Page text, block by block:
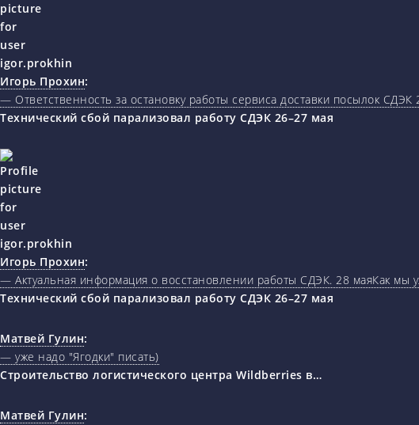
Игорь Прохин:
— Ответственность за остановку работы сервиса доставки посылок СДЭК
Технический сбой парализовал работу СДЭК 26–27 мая
Игорь Прохин:
— Актуальная информация о восстановлении работы СДЭК. 28 маяКак мы
Технический сбой парализовал работу СДЭК 26–27 мая
Матвей Гулин:
— уже надо "Ягодки" писать)
Строительство логистического центра Wildberries в…
Матвей Гулин: